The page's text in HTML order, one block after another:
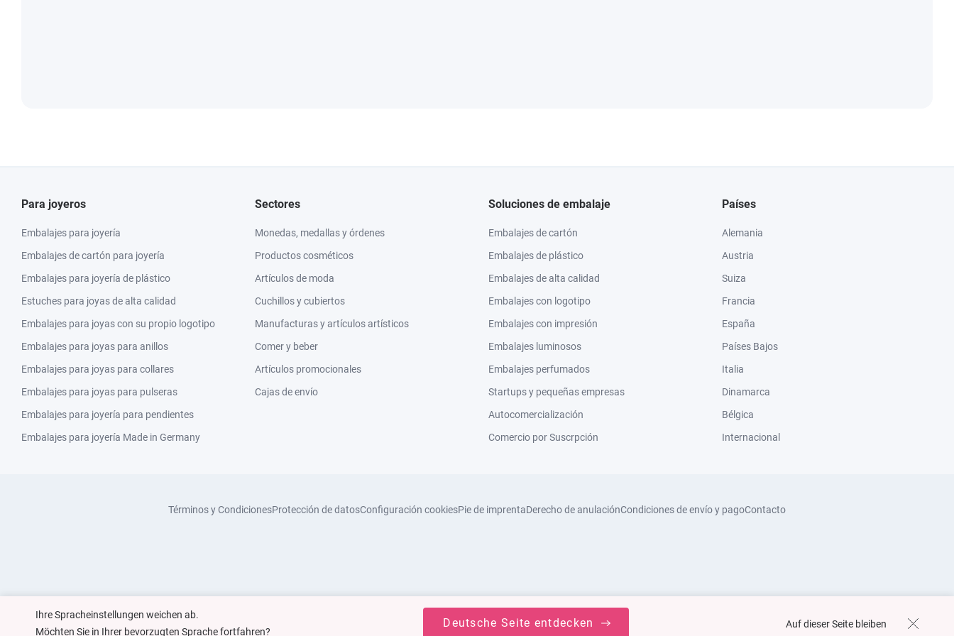
Para joyeros
Embalajes para joyería
Embalajes de cartón para joyería
Embalajes para joyería de plástico
Estuches para joyas de alta calidad
Embalajes para joyas con su propio logotipo
Embalajes para joyas para anillos
Embalajes para joyas para collares
Embalajes para joyas para pulseras
Embalajes para joyería para pendientes
Embalajes para joyería Made in Germany
Sectores
Monedas, medallas y órdenes
Productos cosméticos
Artículos de moda
Cuchillos y cubiertos
Manufacturas y artículos artísticos
Comer y beber
Artículos promocionales
Cajas de envío
Soluciones de embalaje
Embalajes de cartón
Embalajes de plástico
Embalajes de alta calidad
Embalajes con logotipo
Embalajes con impresión
Embalajes luminosos
Embalajes perfumados
Startups y pequeñas empresas
Autocomercialización
Comercio por Suscrpción
Países
Alemania
Austria
Suiza
Francia
España
Países Bajos
Italia
Dinamarca
Bélgica
Internacional
Términos y CondicionesProtección de datosConfiguración cookiesPie de imprentaDerecho de anulaciónCondiciones de envío y pagoContacto
Ihre Spracheinstellungen weichen ab.
Möchten Sie in Ihrer bevorzugten Sprache fortfahren?
Deutsche Seite entdecken Auf dieser Seite bleiben